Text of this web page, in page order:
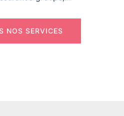
NOS SERVICES